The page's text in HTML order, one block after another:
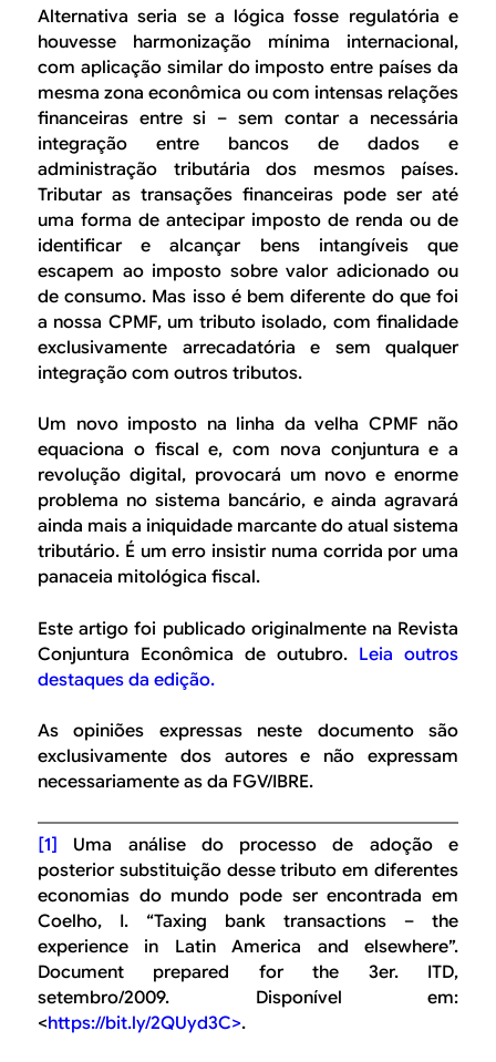
Alternativa seria se a lógica fosse regulatória e
houvesse harmonização mínima internacional,
com aplicação similar do imposto entre países da
mesma zona econômica ou com intensas relações
financeiras entre si – sem contar a necessária
integração entre bancos de dados e
administração tributária dos mesmos países.
Tributar as transações financeiras pode ser até
uma forma de antecipar imposto de renda ou de
identificar e alcançar bens intangíveis que
escapem ao imposto sobre valor adicionado ou
de consumo. Mas isso é bem diferente do que foi
a nossa CPMF, um tributo isolado, com finalidade
exclusivamente arrecadatória e sem qualquer
integração com outros tributos.
Um novo imposto na linha da velha CPMF não
equaciona o fiscal e, com nova conjuntura e a
revolução digital, provocará um novo e enorme
problema no sistema bancário, e ainda agravará
ainda mais a iniquidade marcante do atual sistema
tributário. É um erro insistir numa corrida por uma
panaceia mitológica fiscal.
Este artigo foi publicado originalmente na Revista
Conjuntura Econômica de outubro. Leia outros
destaques da edição.
As opiniões expressas neste documento são
exclusivamente dos autores e não expressam
necessariamente as da FGV/IBRE.
[1] Uma análise do processo de adoção e
posterior substituição desse tributo em diferentes
economias do mundo pode ser encontrada em
Coelho, I. “Taxing bank transactions – the
experience in Latin America and elsewhere”.
Document prepared for the 3er. ITD,
setembro/2009. Disponível em:
<https://bit.ly/2QUyd3C>.